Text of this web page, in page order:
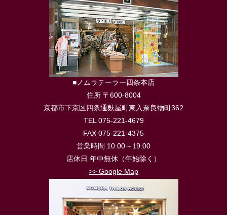
■ノムラテーラー四条本店
住所 〒600-8004
京都市下京区四条通麩屋町東入奈良物町362
TEL 075-221-4679
FAX 075-221-4375
営業時間 10:00～19:00
店休日 年中無休（年始除く）
>> Google Map